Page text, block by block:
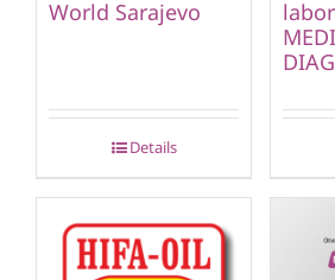
World Sarajevo
Details